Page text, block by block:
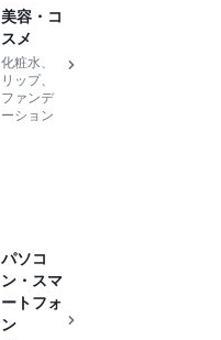
美容・コ
スメ
化粧水、
リップ、
ファンデ
ーション
パソコ
ン・スマ
ートフォ
ン